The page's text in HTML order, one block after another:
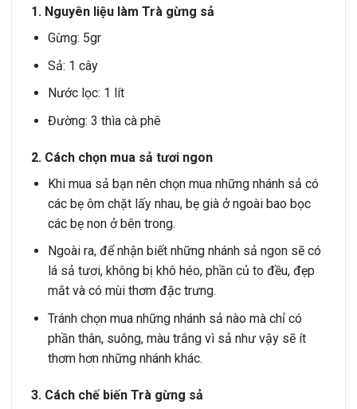
1. Nguyên liệu làm Trà gừng sả
Gừng: 5gr
Sả: 1 cây
Nước lọc: 1 lít
Đường: 3 thìa cà phê
2. Cách chọn mua sả tươi ngon
Khi mua sả bạn nên chọn mua những nhánh sả có
các bẹ ôm chặt lấy nhau, bẹ già ở ngoài bao bọc
các bẹ non ở bên trong.
Ngoài ra, để nhận biết những nhánh sả ngon sẽ có
lá sả tươi, không bị khô héo, phần củ to đều, đẹp
mắt và có mùi thơm đặc trưng.
Tránh chọn mua những nhánh sả nào mà chỉ có
phần thân, suông, màu trắng vì sả như vậy sẽ ít
thơm hơn những nhánh khác.
3. Cách chế biến Trà gừng sả